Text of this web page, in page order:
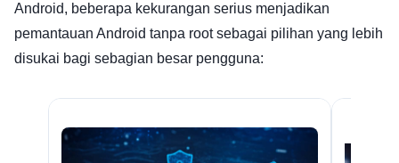
Android, beberapa kekurangan serius menjadikan
pemantauan Android tanpa root sebagai pilihan yang lebih
disukai bagi sebagian besar pengguna: